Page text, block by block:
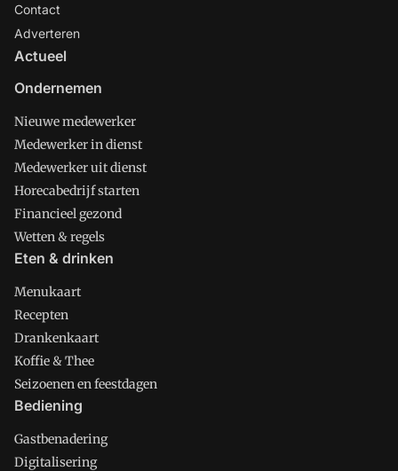
Contact
Adverteren
Actueel
Ondernemen
Nieuwe medewerker
Medewerker in dienst
Medewerker uit dienst
Horecabedrijf starten
Financieel gezond
Wetten & regels
Eten & drinken
Menukaart
Recepten
Drankenkaart
Koffie & Thee
Seizoenen en feestdagen
Bediening
Gastbenadering
Digitalisering